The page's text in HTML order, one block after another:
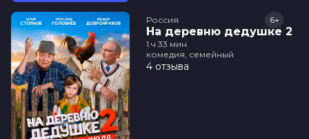
Россия
На деревню дедушке 2
6+
1 ч 33 мин
комедия, семейный
4 отзыва